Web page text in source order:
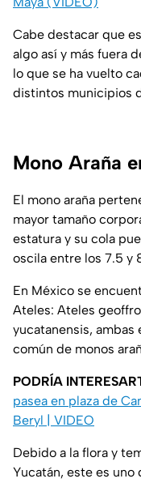
Cabe destacar que
algo así y más fuera
lo que se ha vuelto
distintos municipios
Mono Araña
El mono araña
mayor tamaño
estatura y su cola
oscila entre los 7.5 y
En México se
Ateles: Ateles
yucatanensis,
común de monos
PODRÍA
pasea en plaza de
Beryl | VIDEO
Debido a la flora y
Yucatán, este es uno